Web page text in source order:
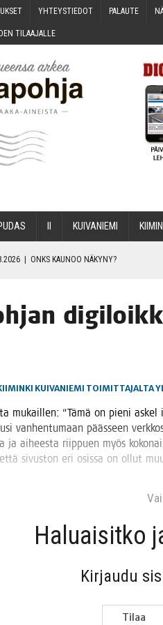
YHTEYS­TIE­DOT PALAU­TE
TILAAJALLE
KUI­VA­NIE­MI
| ONKS KAU­NOO NÄKYNY?
KAN­SA­LAIS­OPIS­TOS­SA VOI SAA­DA
KOTI IISTÄ!
JÄR­JES­TE­TÄÄN PERIN­TEI­TÄ
KUIVANIEMI TOIMITTAJALTA
mukail­len: “Tämä on pie­ni
van­hen­tu­maan pääs­seen
ja aihees­ta riip­puen myös
sivus­ton eri osis­sa on ollut
Haluai­sit­ko
Kir­jau­du
Tilaa